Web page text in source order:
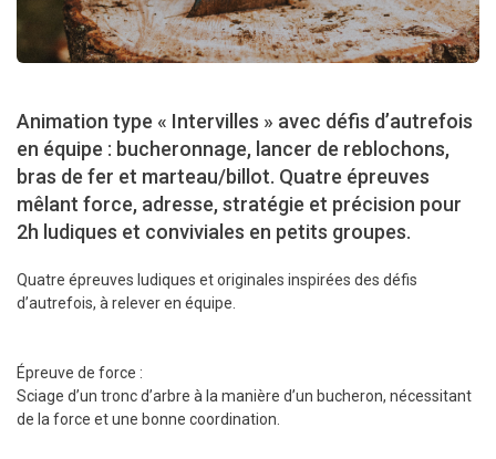
Animation type « Intervilles » avec défis d’autrefois
en équipe : bucheronnage, lancer de reblochons,
bras de fer et marteau/billot. Quatre épreuves
mêlant force, adresse, stratégie et précision pour
2h ludiques et conviviales en petits groupes.
Quatre épreuves ludiques et originales inspirées des défis
d’autrefois, à relever en équipe.
Épreuve de force :
Sciage d’un tronc d’arbre à la manière d’un bucheron, nécessitant
de la force et une bonne coordination.